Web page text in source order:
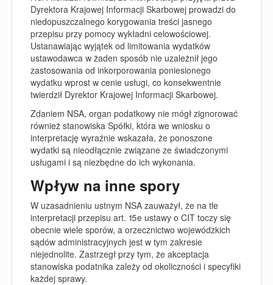
Dyrektora Krajowej Informacji Skarbowej prowadzi do
niedopuszczalnego korygowania treści jasnego
przepisu przy pomocy wykładni celowościowej.
Ustanawiając wyjątek od limitowania wydatków
ustawodawca w żaden sposób nie uzależnił jego
zastosowania od inkorporowania poniesionego
wydatku wprost w cenie usługi, co konsekwentnie
twierdził Dyrektor Krajowej Informacji Skarbowej.
Zdaniem NSA, organ podatkowy nie mógł zignorować
również stanowiska Spółki, która we wniosku o
interpretację wyraźnie wskazała, że ponoszone
wydatki są nieodłącznie związane ze świadczonymi
usługami i są niezbędne do ich wykonania.
Wpływ na inne spory
W uzasadnieniu ustnym NSA zauważył, że na tle
interpretacji przepisu art. 15e ustawy o CIT toczy się
obecnie wiele sporów, a orzecznictwo wojewódzkich
sądów administracyjnych jest w tym zakresie
niejednolite. Zastrzegł przy tym, że akceptacja
stanowiska podatnika zależy od okoliczności i specyfiki
każdej sprawy.